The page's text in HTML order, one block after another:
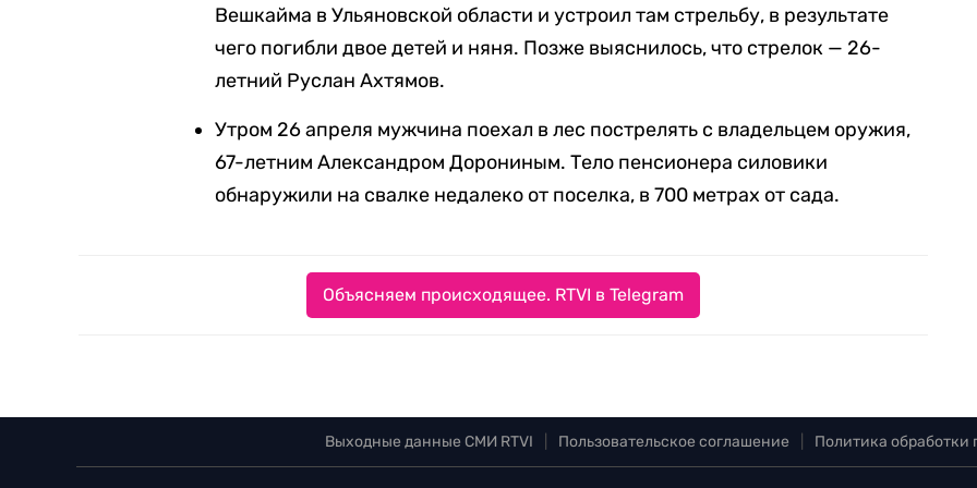
Вешкайма в Ульяновской области и устроил там стрельбу, в результате
чего погибли двое детей и няня. Позже выяснилось, что стрелок — 26-
летний Руслан Ахтямов.
Утром 26 апреля мужчина поехал в лес пострелять с владельцем оружия,
67-летним Александром Дорониным. Тело пенсионера силовики
обнаружили на свалке недалеко от поселка, в 700 метрах от сада.
Объясняем происходящее. RTVI в Telegram
Выходные данные СМИ RTVI Пользовательское соглашение Политика